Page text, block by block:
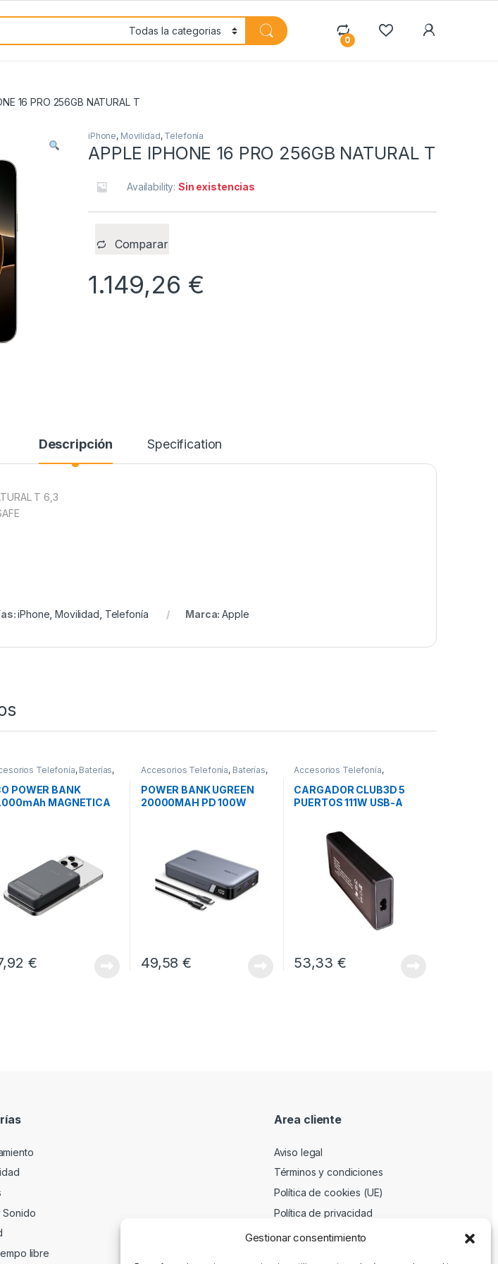
Gestionar consentimiento
0
16 PRO 256GB NATURAL T
iPhone, Movilidad, Telefonía
APPLE IPHONE 16 PRO 256GB NATURAL T
Availability:Sin existencias
Comparar
1.149,26 €
Descripción Specification
T 6,3
iPhone ,Movilidad Telefonía Marca:Apple
Telefonía, Baterías,
POWER BANK
MAGNETICA
€
Accesorios Telefonía, Baterías,
POWER BANK UGREEN
20000MAH PD 100W
49,58€
Accesorios Telefonía,
Movilidad
CARGADOR CLUB3D 5
PUERTOS 111W USB-A
53,33 €
Sonido
libre
Area cliente
Aviso legal
Términos y condiciones
Política de cookies (UE)
Política de privacidad